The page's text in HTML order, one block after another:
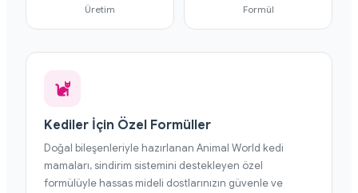
Üretim Formül
Kediler İçin Özel Formüller
Doğal bileşenleriyle hazırlanan Animal World kedi
mamaları, sindirim sistemini destekleyen özel
formülüyle hassas mideli dostlarınızın güvenle ve